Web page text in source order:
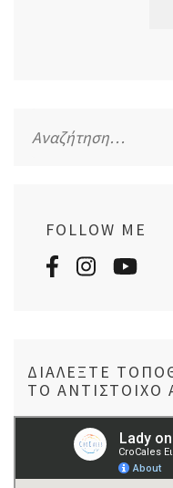
για:
FOLLOW ME
ΔΙΑΛΈΞΤΕ
ΤΟ ΑΝΤΊΣΤΟΙΧΟ